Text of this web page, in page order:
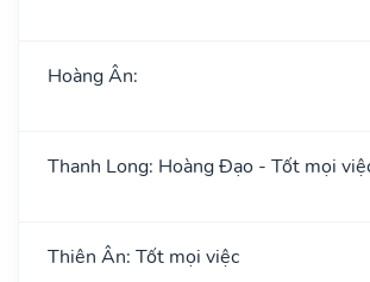
Hoàng Ân:
Thanh Long: Hoàng Đạo - Tốt mọi
Thiên Ân: Tốt mọi việc